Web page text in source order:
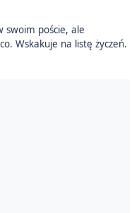
swoim poście, ale
Wskakuje na listę życzeń.